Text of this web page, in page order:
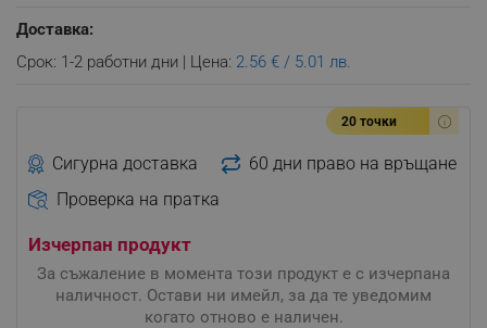
Доставка:
Срок: 1-2 работни дни | Цена: 2.56 € / 5.01 лв.
20 точки
Сигурна доставка
60 дни право на връщане
Проверка на пратка
Изчерпан продукт
За съжаление в момента този продукт е с изчерпана
наличност. Остави ни имейл, за да те уведомим
когато отново е наличен.